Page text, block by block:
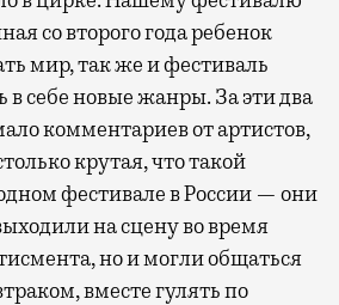
со второго года ребенок
мир, так же и фестиваль
в себе новые жанры. За эти два
комментариев от артистов,
крутая, что такой
фестивале в России — они
на сцену во время
но и могли общаться
вместе гулять по